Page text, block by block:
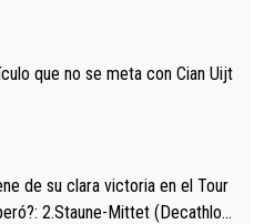
Del Toro con calzador en posi
van complicar el tour.
no se meta con Cian Uijt
de su clara victoria en el Tour
2.Staune-Mittet (Decathlon,